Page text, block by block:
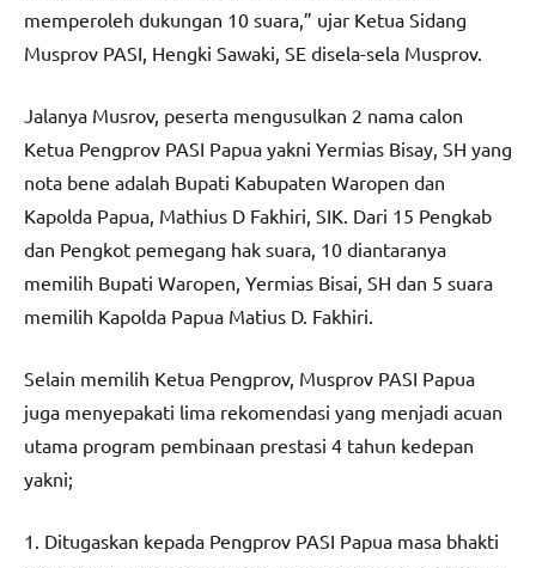
memperoleh dukungan 10 suara,” ujar Ketua Sidang
Musprov PASI, Hengki Sawaki, SE disela-sela Musprov.
Jalanya Musrov, peserta mengusulkan 2 nama calon
Ketua Pengprov PASI Papua yakni Yermias Bisay, SH yang
nota bene adalah Bupati Kabupaten Waropen dan
Kapolda Papua, Mathius D Fakhiri, SIK. Dari 15 Pengkab
dan Pengkot pemegang hak suara, 10 diantaranya
memilih Bupati Waropen, Yermias Bisai, SH dan 5 suara
memilih Kapolda Papua Matius D. Fakhiri.
Selain memilih Ketua Pengprov, Musprov PASI Papua
juga menyepakati lima rekomendasi yang menjadi acuan
utama program pembinaan prestasi 4 tahun kedepan
yakni;
1. Ditugaskan kepada Pengprov PASI Papua masa bhakti